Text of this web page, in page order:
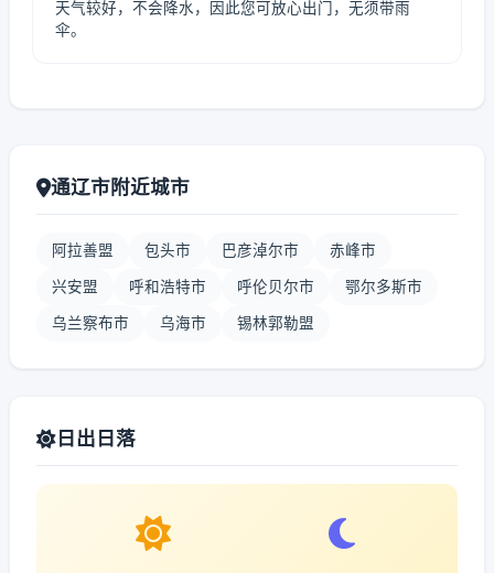
天气较好，不会降水，因此您可放心出门，无须带雨
伞。
通辽市附近城市
阿拉善盟 包头市 巴彦淖尔市 赤峰市
兴安盟 呼和浩特市 呼伦贝尔市 鄂尔多斯市
乌兰察布市 乌海市 锡林郭勒盟
日出日落